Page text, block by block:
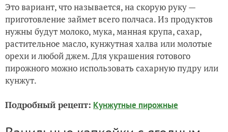
Это вариант, что называется, на скорую руку —
приготовление займет всего полчаса. Из продуктов
нужны будут молоко, мука, манная крупа, сахар,
растительное масло, кунжутная халва или молотые
орехи и любой джем. Для украшения готового
пирожного можно использовать сахарную пудру или
кунжут.
Подробный рецепт: Кунжутные пирожные